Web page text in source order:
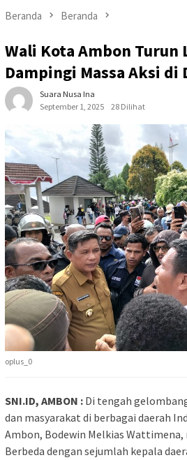
Beranda Beranda
Wali Kota Ambon Turun
Dampingi Massa Aksi di
Suara Nusa Ina
September 1, 2025
28 Dilihat
oplus_0
SNI.ID, AMBON : Di tengah
dan masyarakat di berbagai daerah
Ambon, Bodewin Melkias
Berbeda dengan sejumlah kepala